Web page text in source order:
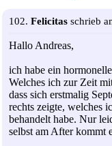
102. Felicitas schrieb
Hallo Andreas,
ich habe ein
Welches ich zur Zeit
dass sich erstmalig
rechts zeigte, welches
behandelt habe. Nur
selbst am After kommt